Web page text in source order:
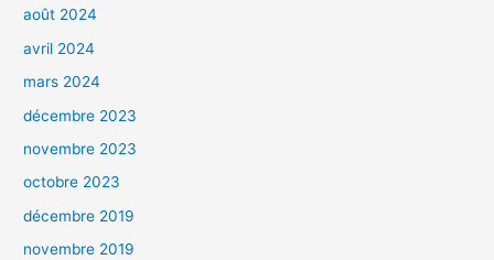
août 2024
avril 2024
mars 2024
décembre 2023
novembre 2023
octobre 2023
décembre 2019
novembre 2019